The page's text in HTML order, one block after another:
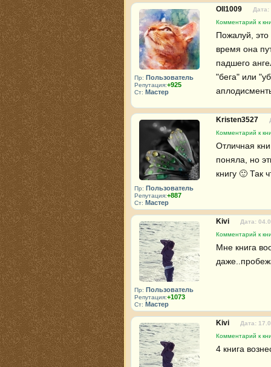
Пр: Пользователь
Репутация:+925
Ст: Мастер
Oll1009
Дата:
Комментарий к
Пожалуй, это
время она
падшего
"бега" или
Пр: Пользователь
Репутация:+887
Ст: Мастер
Kristen3527
Комментарий к
Отличная
поняла, но
книгу 🙂 Так
Пр: Пользователь
Репутация:+1073
Ст: Мастер
Kivi
Дата:
Комментарий к
Мне книга
Kivi
Дата:
Комментарий к
4 книга